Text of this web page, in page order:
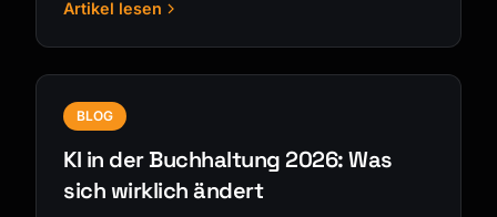
Artikel lesen
BLOG
KI in der Buchhaltung 2026: Was
sich wirklich ändert
Kai